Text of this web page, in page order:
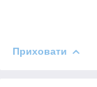
Приховати